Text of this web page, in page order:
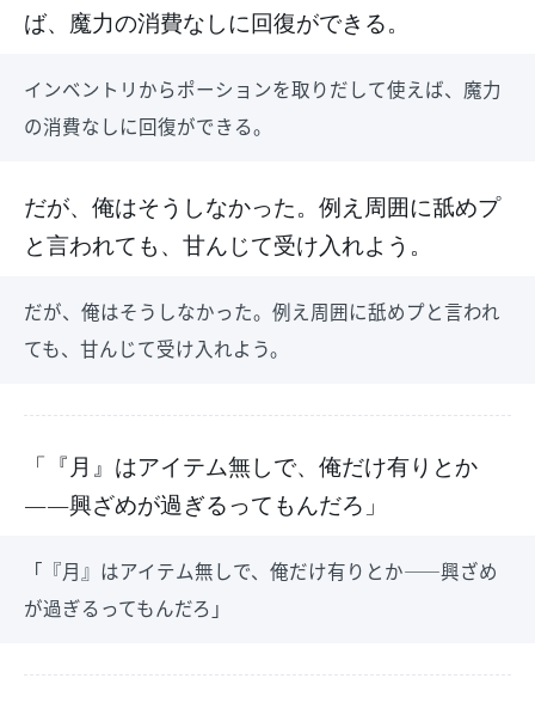
ば、魔力の消費なしに回復ができる。
インベントリからポーションを取りだして使えば、魔力
の消費なしに回復ができる。
だが、俺はそうしなかった。例え周囲に舐めプ
と言われても、甘んじて受け入れよう。
だが、俺はそうしなかった。例え周囲に舐めプと言われ
ても、甘んじて受け入れよう。
「『月』はアイテム無しで、俺だけ有りとか
――興ざめが過ぎるってもんだろ」
「『月』はアイテム無しで、俺だけ有りとか――興ざめ
が過ぎるってもんだろ」